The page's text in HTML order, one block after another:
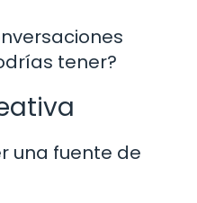
tener?
una fuente de